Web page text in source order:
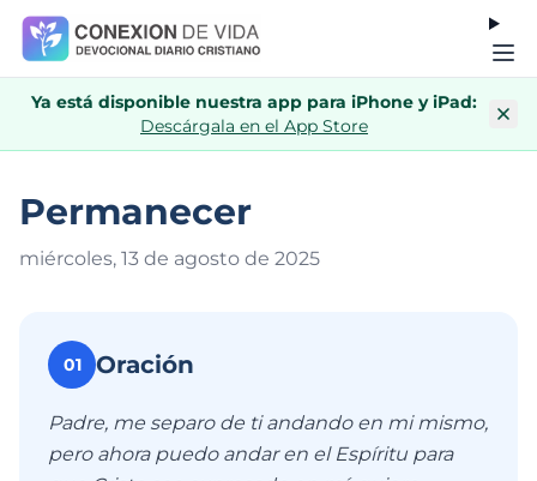
Ya está disponible nuestra app para iPhone y iPad:
Descárgala en el App Store
Permanecer
miércoles, 13 de agosto de 2025
01 Oración
Padre, me separo de ti andando en mi mismo,
pero ahora puedo andar en el Espíritu para